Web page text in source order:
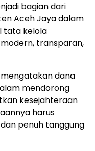
bagian dari
Aceh Jaya dalam
tata kelola
transparan,
dana
mendorong
kesejahteraan
harus
penuh tanggung